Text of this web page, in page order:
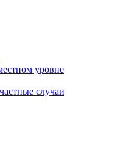
уровне
случаи